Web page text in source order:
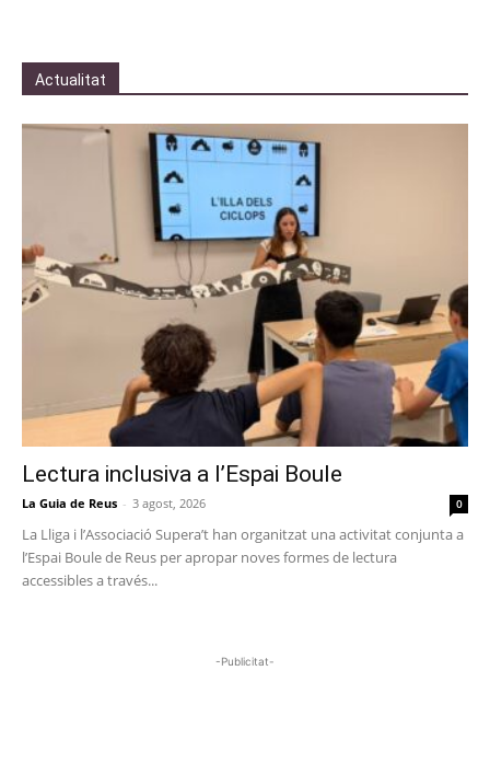
Actualitat
Lectura inclusiva a l’Espai Boule
La Guia de Reus - 3 agost, 2026 0
La Lliga i l’Associació Supera’t han organitzat una activitat conjunta a
l’Espai Boule de Reus per apropar noves formes de lectura
accessibles a través...
-Publicitat-